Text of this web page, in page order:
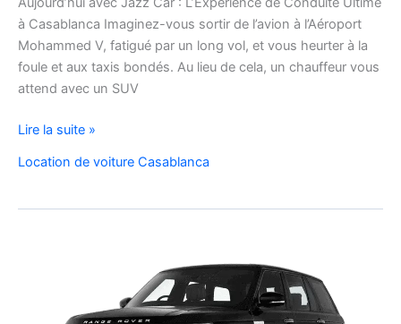
à Casablanca Imaginez-vous sortir de l’avion à l’Aéroport
Mohammed V, fatigué par un long vol, et vous heurter à la
foule et aux taxis bondés. Au lieu de cela, un chauffeur vous
attend avec un SUV
Réservez
SUV
Luxe
Lire la suite »
Location de voiture Casablanca